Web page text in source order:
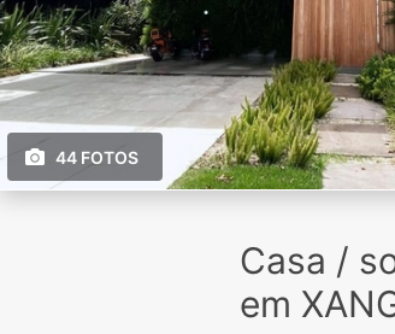
44 FOTOS
Casa /
em